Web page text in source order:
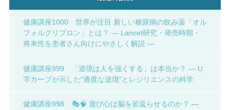
健康講座1000 世界が注目 新しい糖尿病の飲み薬「オル
フォルグリプロン」とは？ ― Lancet研究・発売時期・
将来性を患者さん向けにやさしく解説 ―
健康講座999 「逆境は人を強くする」は本当か？ ― U
字カーブが示した“適度な逆境”とレジリエンスの科学
健康講座998 🎭🧠 遊び心は脳を若返らせるのか？ ―